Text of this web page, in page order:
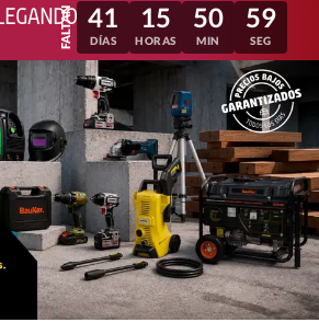
41
DÍAS
15
HORAS
50
MIN
56
SEG